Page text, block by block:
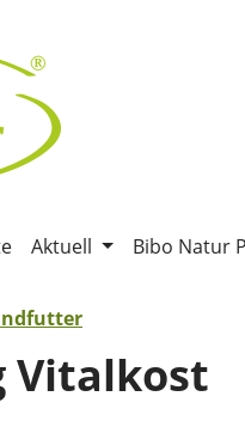
Aktuell Bibo Natur
Vitalkost